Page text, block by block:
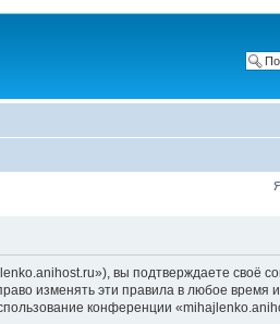
вы подтверждаете своё
изменять эти правила в любое время
конференции